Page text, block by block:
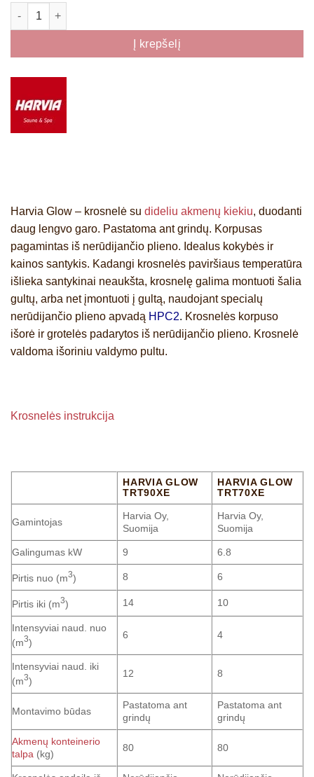
produkto kiekis: Harvia Glow XE
Į krepšelį
Harvia Glow – krosnelė su dideliu akmenų kiekiu, duodanti
daug lengvo garo. Pastatoma ant grindų. Korpusas
pagamintas iš nerūdijančio plieno. Idealus kokybės ir
kainos santykis. Kadangi krosnelės paviršiaus temperatūra
išlieka santykinai neaukšta, krosnelę galima montuoti šalia
gultų, arba net įmontuoti į gultą, naudojant specialų
nerūdijančio plieno apvadą HPC2. Krosnelės korpuso
išorė ir grotelės padarytos iš nerūdijančio plieno. Krosnelė
valdoma išoriniu valdymo pultu.
Krosnelės instrukcija
HARVIA GLOW
TRT90XE
HARVIA GLOW
TRT70XE
Gamintojas
Harvia Oy,
Suomija
Harvia Oy,
Suomija
Galingumas kW 9 6.8
Pirtis nuo (m3) 8 6
Pirtis iki (m3) 14 10
Intensyviai naud. nuo
(m3)
6 4
Intensyviai naud. iki
(m3)
12 8
Montavimo būdas
Pastatoma ant
grindų
Pastatoma ant
grindų
Akmenų konteinerio
talpa (kg)
80 80